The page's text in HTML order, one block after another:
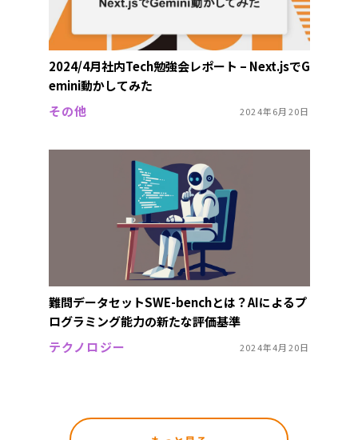
2024/4月社内Tech勉強会レポート – Next.jsでG
emini動かしてみた
その他
2024年6月20日
難問データセットSWE-benchとは？AIによるプ
ログラミング能力の新たな評価基準
テクノロジー
2024年4月20日